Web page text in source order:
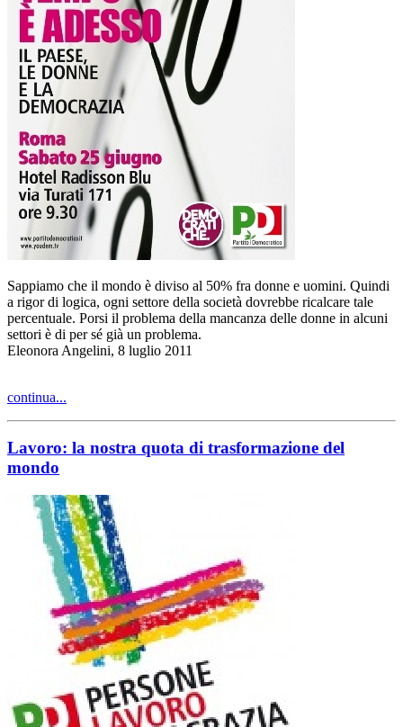
Sappiamo che il mondo è diviso al 50% fra donne e uomini. Quindi
a rigor di logica, ogni settore della società dovrebbe ricalcare tale
percentuale. Porsi il problema della mancanza delle donne in alcuni
settori è di per sé già un problema.
Eleonora Angelini, 8 luglio 2011
continua...
Lavoro: la nostra quota di trasformazione del
mondo